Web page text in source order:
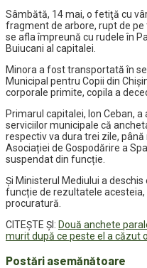
Sâmbătă, 14 mai, o fetiţă cu
fragment de arbore, rupt de pe
se afla împreună cu rudele în
Buiucani al capitalei.
Minora a fost transportată în
Municipal pentru Copii din
corporale primite, copila a
Primarul capitalei, Ion Ceban,
serviciilor municipale că
respectiv va dura trei zile,
Asociației de Gospodărire a
suspendat din funcție.
Și Ministerul Mediului a
funcție de rezultatele
procuratură.
CITEȘTE ȘI: Două anchete
murit după ce peste el a căzut
Postări asemănătoare